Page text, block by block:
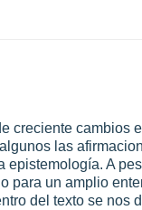
creciente cambios
las
A
para un amplio
del texto se nos